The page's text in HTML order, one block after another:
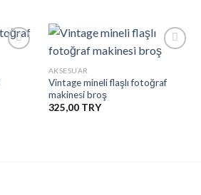
İstek
AKSESUAR
Vintage mineli flaşlı fotoğraf
makinesi broş
325,00